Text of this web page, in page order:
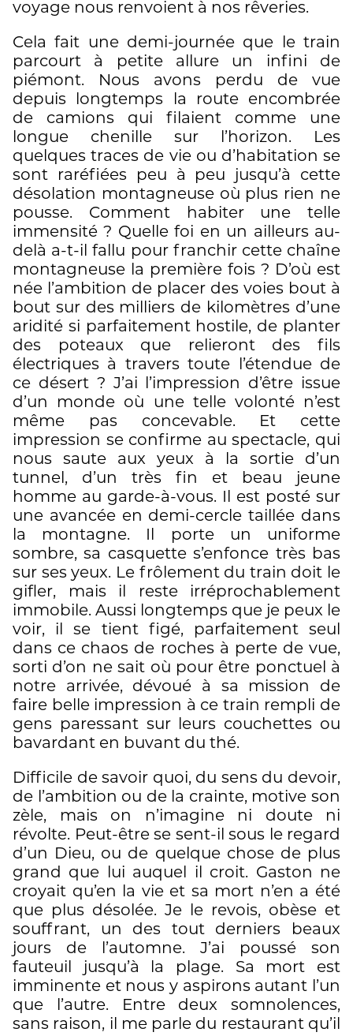
voyage nous renvoient à nos rêveries.
Cela fait une demi-journée que le train
parcourt à petite allure un infini de
piémont. Nous avons perdu de vue
depuis longtemps la route encombrée
de camions qui filaient comme une
longue chenille sur l’horizon. Les
quelques traces de vie ou d’habitation se
sont raréfiées peu à peu jusqu’à cette
désolation montagneuse où plus rien ne
pousse. Comment habiter une telle
immensité ? Quelle foi en un ailleurs au-
delà a-t-il fallu pour franchir cette chaîne
montagneuse la première fois ? D’où est
née l’ambition de placer des voies bout à
bout sur des milliers de kilomètres d’une
aridité si parfaitement hostile, de planter
des poteaux que relieront des fils
électriques à travers toute l’étendue de
ce désert ? J’ai l’impression d’être issue
d’un monde où une telle volonté n’est
même pas concevable. Et cette
impression se confirme au spectacle, qui
nous saute aux yeux à la sortie d’un
tunnel, d’un très fin et beau jeune
homme au garde-à-vous. Il est posté sur
une avancée en demi-cercle taillée dans
la montagne. Il porte un uniforme
sombre, sa casquette s’enfonce très bas
sur ses yeux. Le frôlement du train doit le
gifler, mais il reste irréprochablement
immobile. Aussi longtemps que je peux le
voir, il se tient figé, parfaitement seul
dans ce chaos de roches à perte de vue,
sorti d’on ne sait où pour être ponctuel à
notre arrivée, dévoué à sa mission de
faire belle impression à ce train rempli de
gens paressant sur leurs couchettes ou
bavardant en buvant du thé.
Difficile de savoir quoi, du sens du devoir,
de l’ambition ou de la crainte, motive son
zèle, mais on n’imagine ni doute ni
révolte. Peut-être se sent-il sous le regard
d’un Dieu, ou de quelque chose de plus
grand que lui auquel il croit. Gaston ne
croyait qu’en la vie et sa mort n’en a été
que plus désolée. Je le revois, obèse et
souffrant, un des tout derniers beaux
jours de l’automne. J’ai poussé son
fauteuil jusqu’à la plage. Sa mort est
imminente et nous y aspirons autant l’un
que l’autre. Entre deux somnolences,
sans raison, il me parle du restaurant qu’il